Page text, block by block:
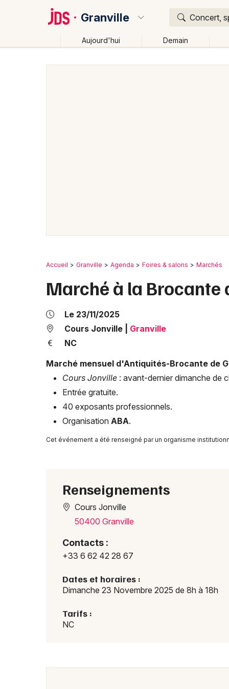
Granville Concert,
Aujourd'hui Demain
Accueil Granville Agenda Foires & salons Marchés
Marché à la Brocante
Le 23/11/2025
Cours Jonville
Granville
NC
Marché mensuel d'Antiquités-Brocante de
Cours Jonville : avant-dernier dimanche de
Entrée gratuite.
40 exposants professionnels.
Organisation ABA.
Cet événement a été renseigné par un organisme
Renseignements
Cours Jonville
50400 Granville
Contacts :
+33 6 62 42 28 67
Dates et horaires :
Dimanche 23 Novembre 2025 de 8h à 18h
Tarifs :
NC